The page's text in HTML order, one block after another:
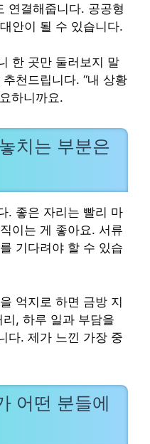
연결해줍니다. 공공형
안이 될 수 있습니다.
한 곳만 둘러보지 말
천드립니다. “내 상황
하니까요.
치는 부분은
. 좋은 자리는 빨리 마
이는 게 좋아요. 서류
기다려야 할 수 있습
억지로 하면 금방 지
, 하루 일과 부담을
다. 제가 느낀 가장 중
어떤 분들에